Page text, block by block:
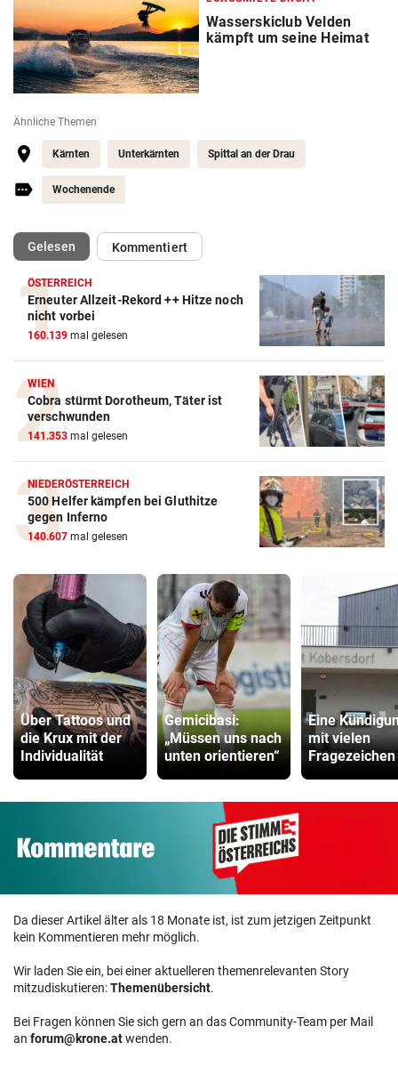
Wasserskiclub Velden
kämpft um seine Heimat
Ähnliche Themen
Kärnten Unterkärnten Spittal an der Drau
Wochenende
Gelesen(ausgewählt)Kommentiert
ÖSTERREICH
Erneuter Allzeit-Rekord ++ Hitze noch
nicht vorbei
160.139 mal gelesen
WIEN
Cobra stürmt Dorotheum, Täter ist
verschwunden
141.353 mal gelesen
NIEDERÖSTERREICH
500 Helfer kämpfen bei Gluthitze
gegen Inferno
140.607 mal gelesen
Über Tattoos und
die Krux mit der
Individualität
Gemicibasi:
„Müssen uns nach
unten orientieren“
Eine
mit vielen
Fragezeichen
Da dieser Artikel älter als 18 Monate ist, ist zum jetzigen Zeitpunkt
kein Kommentieren mehr möglich.
Wir laden Sie ein, bei einer aktuelleren themenrelevanten Story
mitzudiskutieren:Themenübersicht.
Bei Fragen können Sie sich gern an das Community-Team per Mail
an forum@krone.atwenden.